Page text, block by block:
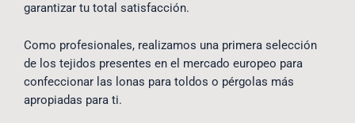
garantizar tu total satisfacción.
Como profesionales, realizamos una primera selección
de los tejidos presentes en el mercado europeo para
confeccionar las lonas para toldos o pérgolas más
apropiadas para ti.